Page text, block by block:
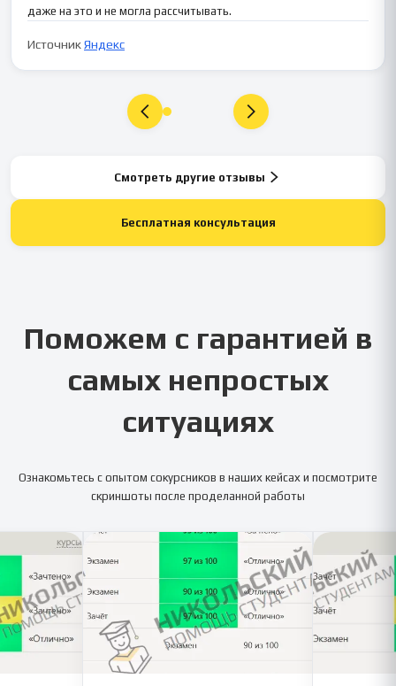
даже на это и не могла рассчитывать.
ИсточникЯндекс
Смотреть другие отзывы
Бесплатная консультация
Поможем с гарантией в
самых непростых
ситуациях
Ознакомьтесь с опытом сокурсников в наших кейсах и посмотрите
скриншоты после проделанной работы